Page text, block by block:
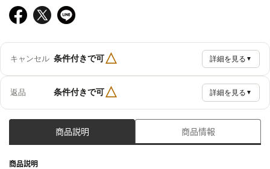
キャンセル 条件付きで可△ 詳細を見る ▼
返品 条件付きで可△ 詳細を見る ▼
商品説明 商品情報
商品説明